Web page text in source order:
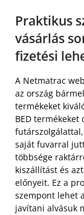
Praktikus
vásárlás
fizetési
A Netmatrac
az ország
termékeket
BED termékeket
saját fuvarral
többsége
kiszállítást és
előnyeit. Ez a
szempont lehet
javítani alvásuk